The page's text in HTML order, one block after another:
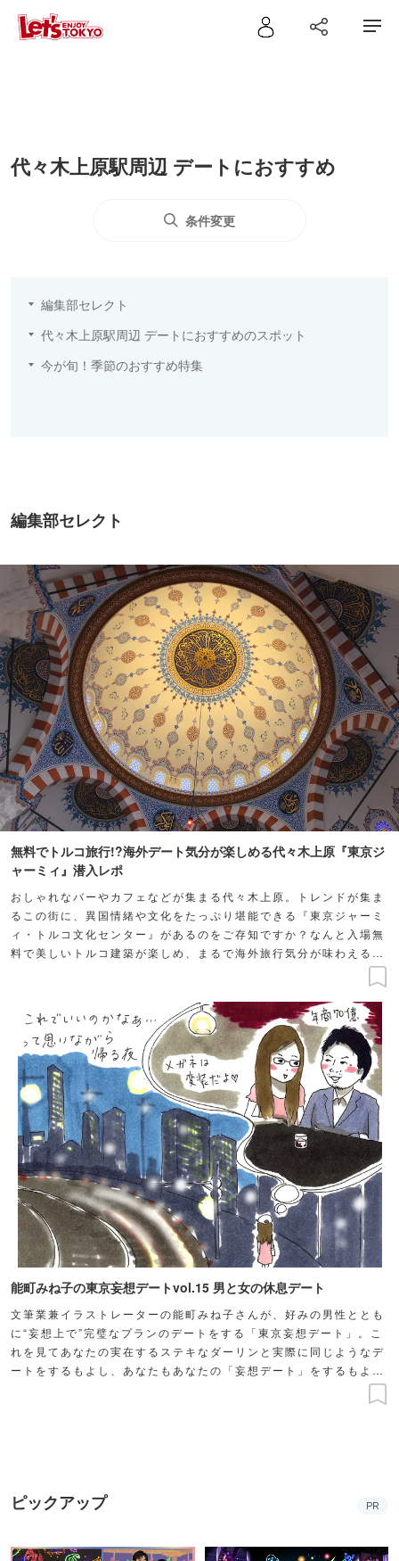
代々木上原駅周辺 デートにおすすめ
条件変更
編集部セレクト
代々木上原駅周辺 デートにおすすめのスポット
今が旬！季節のおすすめ特集
編集部セレクト
無料でトルコ旅行!?海外デート気分が楽しめる代々木上原『東京ジ
ャーミィ』潜入レポ
おしゃれなバーやカフェなどが集まる代々木上原。トレンドが集ま
るこの街に、異国情緒や文化をたっぷり堪能できる『東京ジャーミ
ィ・トルコ文化センター』があるのをご存知ですか？なんと入場無
料で美しいトルコ建築が楽しめ、まるで海外旅行気分が味わえる穴
場スポット。大人の知的好奇心が満たされる、日帰りトルコ体験デ
能町みね子の東京妄想デートvol.15 男と女の休息デート
文筆業兼イラストレーターの能町みね子さんが、好みの男性ととも
に“妄想上で”完璧なプランのデートをする「東京妄想デート」。こ
れを見てあなたの実在するステキなダーリンと実際に同じようなデ
ートをするもよし、あなたもあなたの「妄想デート」をするもよ
ピックアップ PR